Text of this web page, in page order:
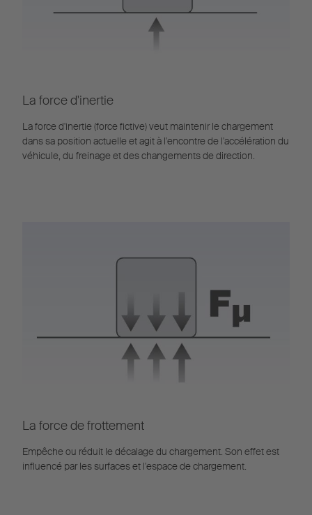
La force d'inertie
La force d'inertie (force fictive) veut maintenir le chargement
dans sa position actuelle et agit à l'encontre de l'accélération du
véhicule, du freinage et des changements de direction.
La force de frottement
Empêche ou réduit le décalage du chargement. Son effet est
influencé par les surfaces et l'espace de chargement.